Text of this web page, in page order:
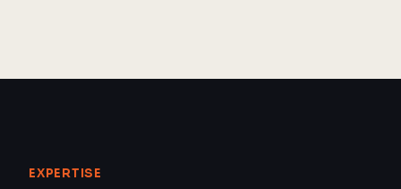
EXPERTISE